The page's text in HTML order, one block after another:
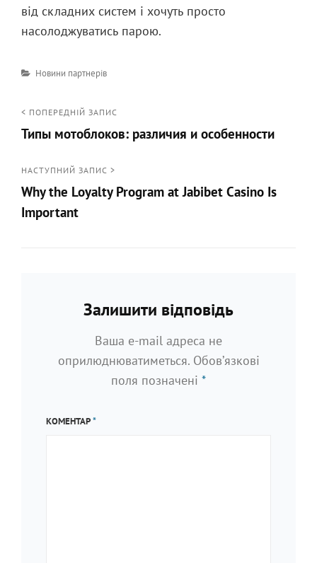
від складних систем і хочуть просто
насолоджуватись парою.
Категорії
Новини партнерів
Навігація
записів
< ПОПЕРЕДНІЙ ЗАПИС
Типы мотоблоков: различия и особенности
Попередній
запис
НАСТУПНИЙ ЗАПИС >
Why the Loyalty Program at Jabibet Casino Is
Important
Залишити відповідь
Ваша e-mail адреса не
оприлюднюватиметься. Обов’язкові
поля позначені *
КОМЕНТАР*